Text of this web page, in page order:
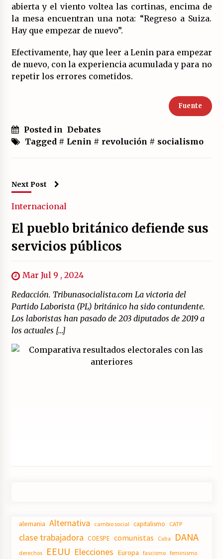
abierta y el viento voltea las cortinas, encima de
la mesa encuentran una nota: “Regreso a Suiza.
Hay que empezar de nuevo”.
Efectivamente, hay que leer a Lenin para empezar
de nuevo, con la experiencia acumulada y para no
repetir los errores cometidos.
Fuente
Posted in Debates
Tagged # Lenin # revolución # socialismo
Next Post
Internacional
El pueblo británico defiende sus
servicios públicos
Mar Jul 9 , 2024
Redacción. Tribunasocialista.com La victoria del
Partido Laborista (PL) británico ha sido contundente.
Los laboristas han pasado de 203 diputados de 2019 a
los actuales […]
alemania Alternativa cambio social capitalismo CATP
clase trabajadora COESPE comunistas Cuba DANA
derechos EEUU Elecciones Europa fascismo feminismo